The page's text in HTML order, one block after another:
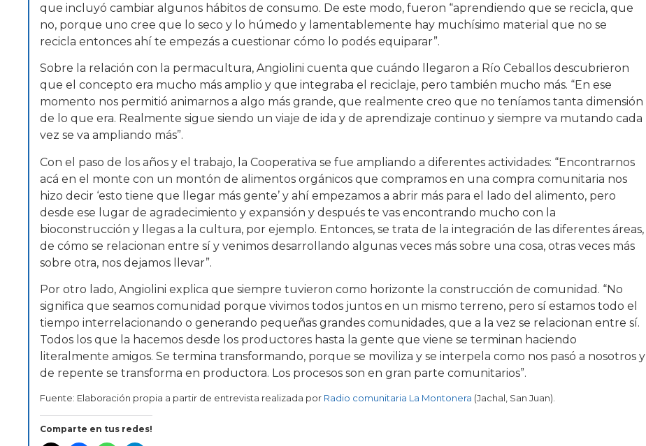
que incluyó cambiar algunos hábitos de consumo. De este modo, fueron “aprendiendo que se recicla, que
no, porque uno cree que lo seco y lo húmedo y lamentablemente hay muchísimo material que no se
recicla entonces ahí te empezás a cuestionar cómo lo podés equiparar”.
Sobre la relación con la permacultura, Angiolini cuenta que cuándo llegaron a Río Ceballos descubrieron
que el concepto era mucho más amplio y que integraba el reciclaje, pero también mucho más. “En ese
momento nos permitió animarnos a algo más grande, que realmente creo que no teníamos tanta dimensión
de lo que era. Realmente sigue siendo un viaje de ida y de aprendizaje continuo y siempre va mutando cada
vez se va ampliando más”.
Con el paso de los años y el trabajo, la Cooperativa se fue ampliando a diferentes actividades: “Encontrarnos
acá en el monte con un montón de alimentos orgánicos que compramos en una compra comunitaria nos
hizo decir ‘esto tiene que llegar más gente’ y ahí empezamos a abrir más para el lado del alimento, pero
desde ese lugar de agradecimiento y expansión y después te vas encontrando mucho con la
bioconstrucción y llegas a la cultura, por ejemplo. Entonces, se trata de la integración de las diferentes áreas,
de cómo se relacionan entre sí y venimos desarrollando algunas veces más sobre una cosa, otras veces más
sobre otra, nos dejamos llevar”.
Por otro lado, Angiolini explica que siempre tuvieron como horizonte la construcción de comunidad. “No
significa que seamos comunidad porque vivimos todos juntos en un mismo terreno, pero sí estamos todo el
tiempo interrelacionando o generando pequeñas grandes comunidades, que a la vez se relacionan entre sí.
Todos los que la hacemos desde los productores hasta la gente que viene se terminan haciendo
literalmente amigos. Se termina transformando, porque se moviliza y se interpela como nos pasó a nosotros y
de repente se transforma en productora. Los procesos son en gran parte comunitarios”.
Fuente: Elaboración propia a partir de entrevista realizada por Radio comunitaria La Montonera (Jachal, San Juan).
Comparte en tus redes!